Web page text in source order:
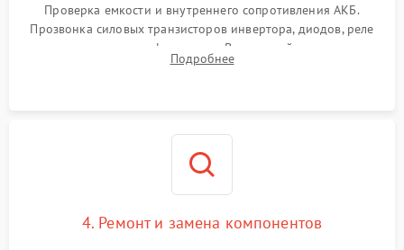
Проверка емкости и внутреннего сопротивления АКБ.
Прозвонка силовых транзисторов инвертора, диодов, реле
переключения и трансформатора. Визуальный поиск вздутых
конденсаторов и прогаров на печатной плате.
Подробнее
4. Ремонт и замена компонентов